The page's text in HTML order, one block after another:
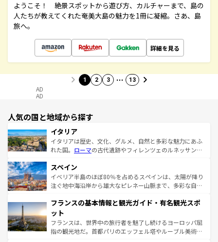
ようこそ！ 絶景スポットから遊び方、カルチャーまで、島の
人たちが教えてくれた奄美大島の魅力を1冊に凝縮。さあ、島
旅へ。
詳細を見る
1 2 3 … 13
AD
AD
人気の国と地域から探す
イタリア
イタリアは歴史、文化、グルメ、自然と多彩な魅力にあふ
れた国。 ローマの古代遺跡やフィレンツェのルネッサンス
ろん、トスカーナの美しい田園風景やアマルフィ海岸の絶
景など、自然景観も見逃せない。観光の合間には、本場の
ピザやパスタなど、絶品のイタリア料理を堪能することも
ませてくれるイタリアで、忘れられない旅をしてみよう！
なお、新着のイタリア情報は
しい。
スペイン
イベリア半島のほぼ80％を占めるスペインは、太陽が降り
注ぐ地中海沿岸から雄大なピレネー山脈まで、多彩な自然
文化が根付くこの国では、情熱的なフラメンコ、熱気あふ
れる闘牛、そして美味しいタパスが生活の一部となってい
る。首都マドリードの洗練された雰囲気や、バルセロナの
アートに溢れた街角から、地方では古代ローマ遺跡や中世
フランスの基本情報と観光ガイド・有名観光スポ
ット
フランスは、世界中の旅行者を魅了し続けるヨーロッパ屈
指の観光地だ。首都パリのエッフェル塔やルーブル美術館